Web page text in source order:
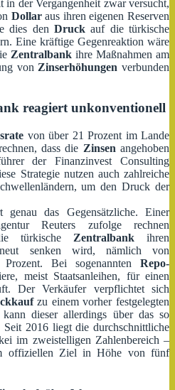
in der Vergangenheit zwar versucht,
Dollaraus ihren eigenen Reserven
dies den Druck auf die türkische
Eine kräftige Gegenreaktion wäre
Zentralbankihre Maßnahmen am
von Zinserhöhungen verbunden
reagiert unkonventionell
von über 21 Prozent im Lande
dass die Zinsen angehoben
der Finanzinvest Consulting
Strategie nutzen auch zahlreiche
um den Druck der
das Gegensätzliche. Einer
Reuters zufolge rechnen
türkische Zentralbank ihren
senken wird, nämlich von
Bei sogenannten Repo-
meist Staatsanleihen, für einen
Der Verkäufer verpflichtet sich
zu einem vorher festgelegten
dieser allerdings über das so
Seit 2016 liegt die durchschnittliche
im zweistelligen Zahlenbereich –
offiziellen Ziel in Höhe von fünf